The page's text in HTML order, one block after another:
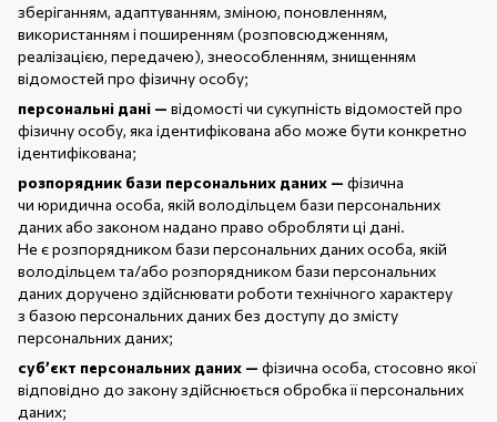
зберіганням, адаптуванням, зміною, поновленням,
використанням і поширенням (розповсюдженням,
реалізацією, передачею), знеособленням, знищенням
відомостей про фізичну особу;
персональні дані — відомості чи сукупність відомостей про
фізичну особу, яка ідентифікована або може бути конкретно
ідентифікована;
розпорядник бази персональних даних — фізична
чи юридична особа, якій володільцем бази персональних
даних або законом надано право обробляти ці дані.
Не є розпорядником бази персональних даних особа, якій
володільцем та/або розпорядником бази персональних
даних доручено здійснювати роботи технічного характеру
з базою персональних даних без доступу до змісту
персональних даних;
суб’єкт персональних даних — фізична особа, стосовно якої
відповідно до закону здійснюється обробка її персональних
даних;